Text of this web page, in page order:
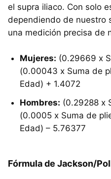
el supra iliaco. Con solo
dependiendo de nuestro
una medición precisa de
Mujeres: (0.29669 x
(0.00043 x Suma de
Edad) + 1.4072
Hombres: (0.29288 x
(0.0005 x Suma de
Edad) – 5.76377
Fórmula de Jackson/